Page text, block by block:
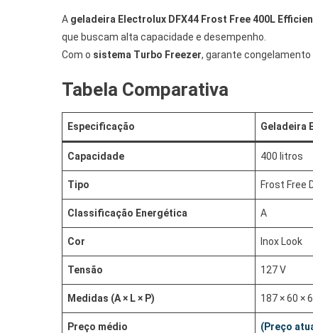
A geladeira Electrolux DFX44 Frost Free 400L
que buscam alta capacidade e desempenho.
Com o sistema Turbo Freezer, garante
Tabela Comparativa
Especificação Geladeira
Capacidade 400 litros
Tipo Frost Free
Classificação Energética A
Cor Inox Look
Tensão 127 V
Medidas (A × L × P) 187 × 60 ×
Preço médio (Preço